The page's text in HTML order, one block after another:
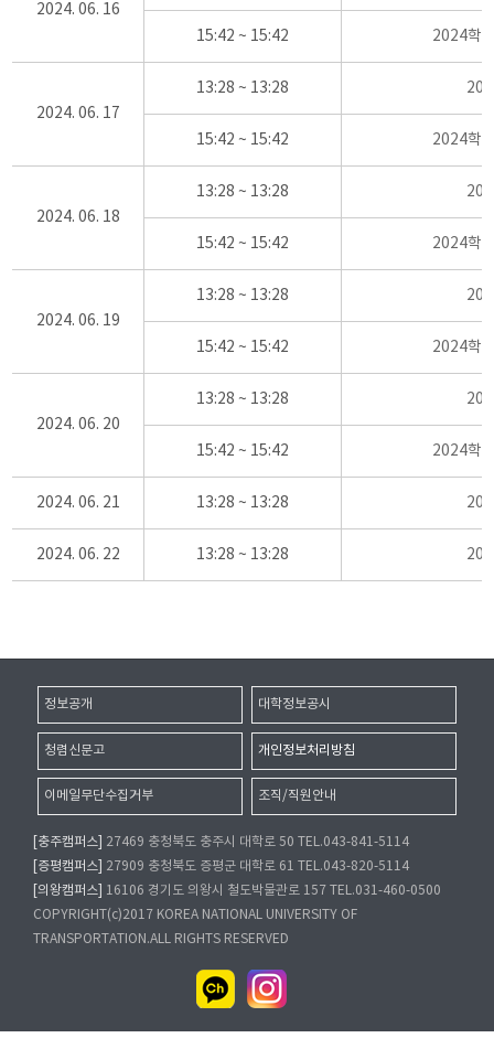
2024. 06. 16
15:42 ~ 15:42 2024학
2024. 06. 17
13:28 ~ 13:28
15:42 ~ 15:42 2024학
2024. 06. 18
13:28 ~ 13:28
15:42 ~ 15:42 2024학
2024. 06. 19
13:28 ~ 13:28
15:42 ~ 15:42 2024학
2024. 06. 20
13:28 ~ 13:28
15:42 ~ 15:42 2024학
2024. 06. 21 13:28 ~ 13:28
2024. 06. 22 13:28 ~ 13:28
정보공개 대학정보공시
청렴신문고 개인정보처리방침
이메일무단수집거부 조직/직원안내
[충주캠퍼스]
27469 충청북도 충주시 대학로 50 TEL.043-841-5114
[증평캠퍼스]
27909 충청북도 증평군 대학로 61 TEL.043-820-5114
[의왕캠퍼스]
16106 경기도 의왕시 철도박물관로 157 TEL.031-460-0500
COPYRIGHT(c)2017 KOREA NATIONAL UNIVERSITY OF
TRANSPORTATION.ALL RIGHTS RESERVED